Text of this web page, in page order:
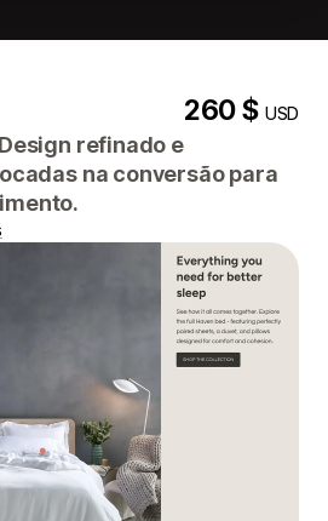
260 $USD
Design refinado e
na conversão para